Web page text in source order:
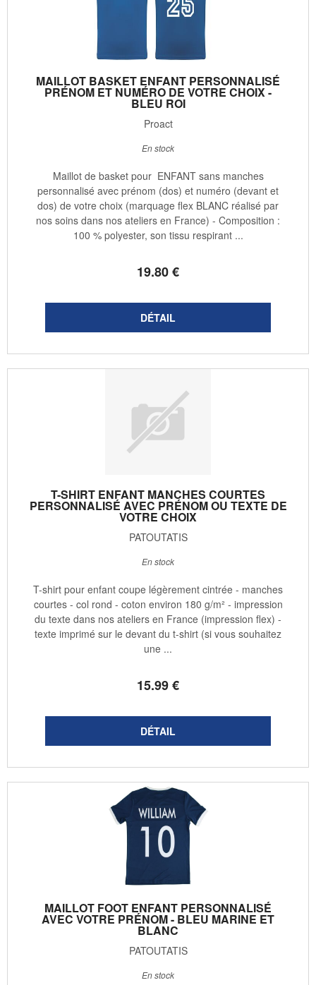
MAILLOT BASKET ENFANT PERSONNALISÉ
PRÉNOM ET NUMÉRO DE VOTRE CHOIX -
BLEU ROI
Proact
19.80€
En stock
Maillot de basket pour ENFANT sans manches
personnalisé avec prénom (dos) et numéro (devant et
dos) de votre choix (marquage flex BLANC réalisé par
nos soins dans nos ateliers en France) - Composition :
100 % polyester, son tissu respirant ...
T-SHIRT ENFANT MANCHES COURTES
PERSONNALISÉ AVEC PRÉNOM OU TEXTE DE
VOTRE CHOIX
PATOUTATIS
15.99€
En stock
T-shirt pour enfant coupe légèrement cintrée - manches
courtes - col rond - coton environ 180 g/m² - impression
du texte dans nos ateliers en France (impression flex) -
texte imprimé sur le devant du t-shirt (si vous souhaitez
une ...
MAILLOT FOOT ENFANT PERSONNALISÉ
AVEC VOTRE PRÉNOM - BLEU MARINE ET
BLANC
PATOUTATIS
En stock